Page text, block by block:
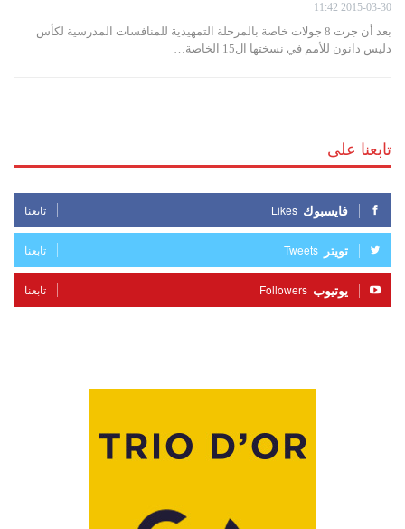
2015-03-30 11:42
بعد أن جرت 8 جولات خاصة بالمرحلة التمهيدية للمنافسات المدرسية لكأس
دليس دانون للأمم في نسختها ال15 الخاصة…
تابعنا على
فايسبوك Likes تابعنا
تويتر Tweets تابعنا
يوتيوب Followers تابعنا